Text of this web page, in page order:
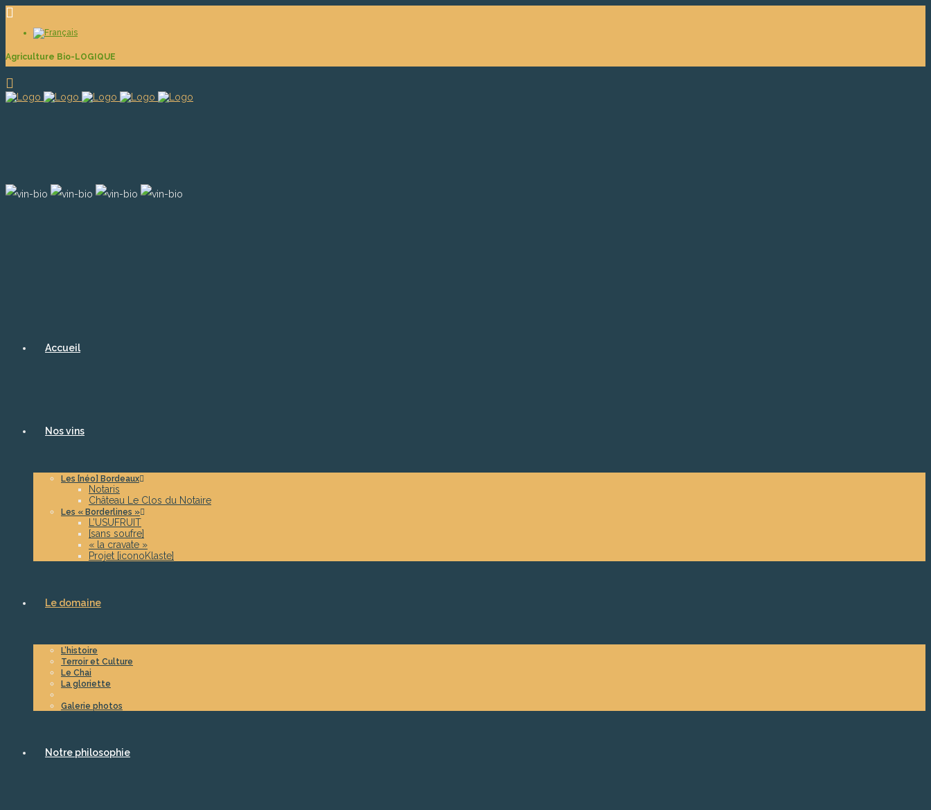
Agriculture Bio-LOGIQUE
Accueil
Nos vins
Les [néo] Bordeaux
Notaris
Château Le Clos du Notaire
Les « Borderlines »
L’USUFRUIT
[sans soufre]
« la cravate »
Projet [iconoKlaste]
Le domaine
L’histoire
Terroir et Culture
Le Chai
La gloriette
Galerie photos
Notre philosophie